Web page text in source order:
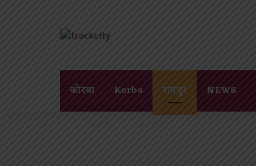
कोरबा Korba रायपुर NEWS